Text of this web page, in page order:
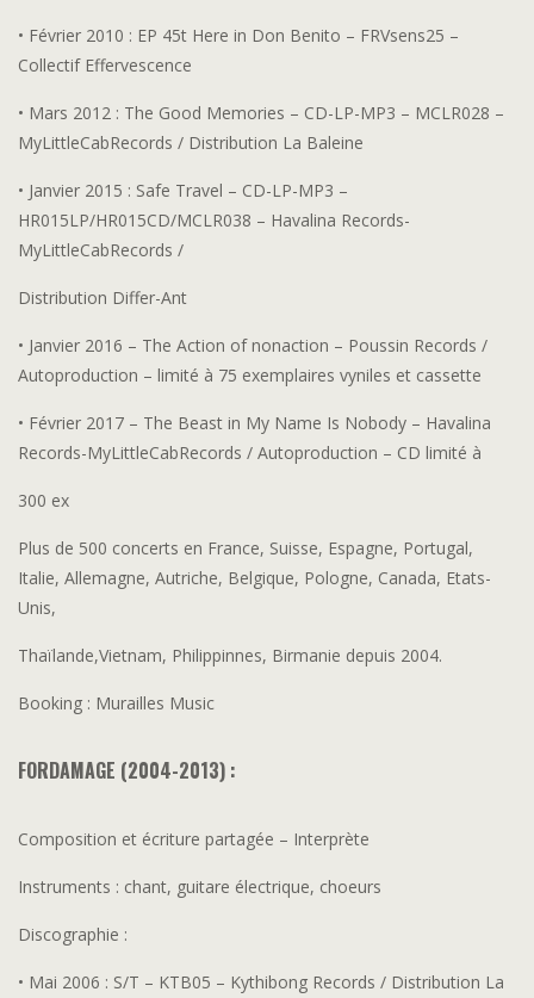
• Février 2010 : EP 45t Here in Don Benito – FRVsens25 –
Collectif Effervescence
• Mars 2012 : The Good Memories – CD-LP-MP3 – MCLR028 –
MyLittleCabRecords / Distribution La Baleine
• Janvier 2015 : Safe Travel – CD-LP-MP3 –
HR015LP/HR015CD/MCLR038 – Havalina Records-
MyLittleCabRecords /
Distribution Differ-Ant
• Janvier 2016 – The Action of nonaction – Poussin Records /
Autoproduction – limité à 75 exemplaires vyniles et cassette
• Février 2017 – The Beast in My Name Is Nobody – Havalina
Records-MyLittleCabRecords / Autoproduction – CD limité à
300 ex
Plus de 500 concerts en France, Suisse, Espagne, Portugal,
Italie, Allemagne, Autriche, Belgique, Pologne, Canada, Etats-
Unis,
Thaïlande,Vietnam, Philippinnes, Birmanie depuis 2004.
Booking : Murailles Music
FORDAMAGE (2004-2013) :
Composition et écriture partagée – Interprète
Instruments : chant, guitare électrique, choeurs
Discographie :
• Mai 2006 : S/T – KTB05 – Kythibong Records / Distribution La